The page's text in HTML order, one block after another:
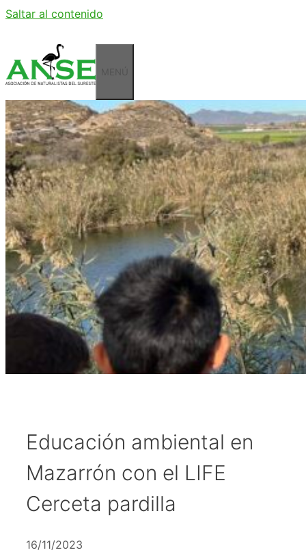
Saltar al contenido
Educación ambiental en
Mazarrón con el LIFE
Cerceta pardilla
16/11/2023